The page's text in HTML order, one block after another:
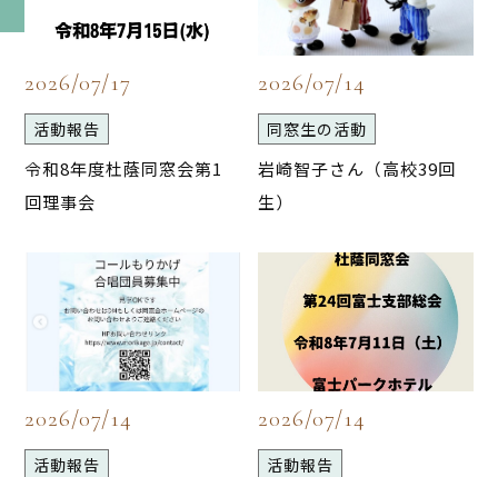
2026/07/17
活動報告
令和8年度杜蔭同窓会第1
回理事会
2026/07/14
同窓生の活動
岩崎智子さん（高校39回
生）
2026/07/14
活動報告
2026/07/14
活動報告